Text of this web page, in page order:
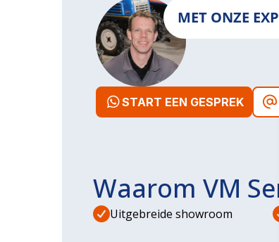
MET ONZE
START EEN GESPREK
Waarom VM
Uitgebreide showroom